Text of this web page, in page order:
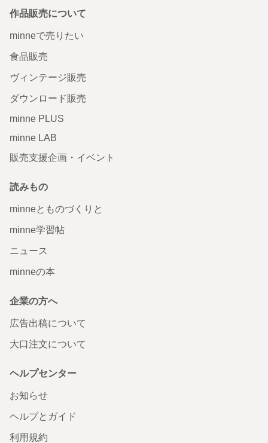
作品販売について
minneで売りたい
食品販売
ヴィンテージ販売
ダウンロード販売
minne PLUS
minne LAB
販売支援企画・イベント
読みもの
minneとものづくりと
minne学習帖
ニュース
minneの本
企業の方へ
広告出稿について
大口注文について
ヘルプセンター
お知らせ
ヘルプとガイド
利用規約